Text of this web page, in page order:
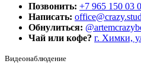
Позвонить: +7 965 150 03
Написать:
Обнулиться:
Чай или кофе? г. Химки,
Видеонаблюдение